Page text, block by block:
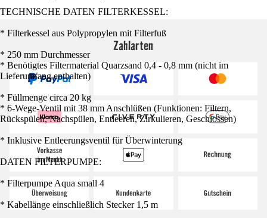
TECHNISCHE DATEN FILTERKESSEL:
* Filterkessel aus Polypropylen mit Filterfuß
* 250 mm Durchmesser
* Benötigtes Filtermaterial Quarzsand 0,4 - 0,8 mm (nicht im
Lieferumfang enthalten)
* Füllmenge circa 20 kg
* 6-Wege-Ventil mit 38 mm Anschlüßen (Funktionen: Filtern,
Rückspülen, Nachspülen, Entleeren, Zirkulieren, Geschlossen)
* Inklusive Entleerungsventil für Überwinterung
DATEN FILTERPUMPE:
* Filterpumpe Aqua small 4
* Kabellänge einschließlich Stecker 1,5 m
Zahlarten